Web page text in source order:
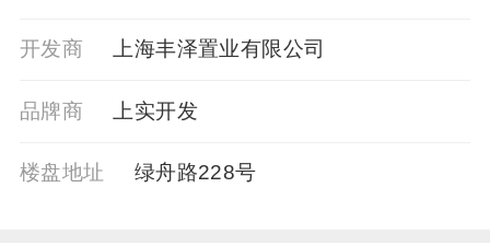
开发商 上海丰泽置业有限公司
品牌商 上实开发
楼盘地址 绿舟路228号